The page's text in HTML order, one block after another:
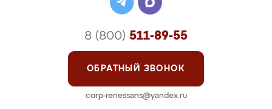
8 (800) 511-89-55
ОБРАТНЫЙ ЗВОНОК
corp-renessans@yandex.ru